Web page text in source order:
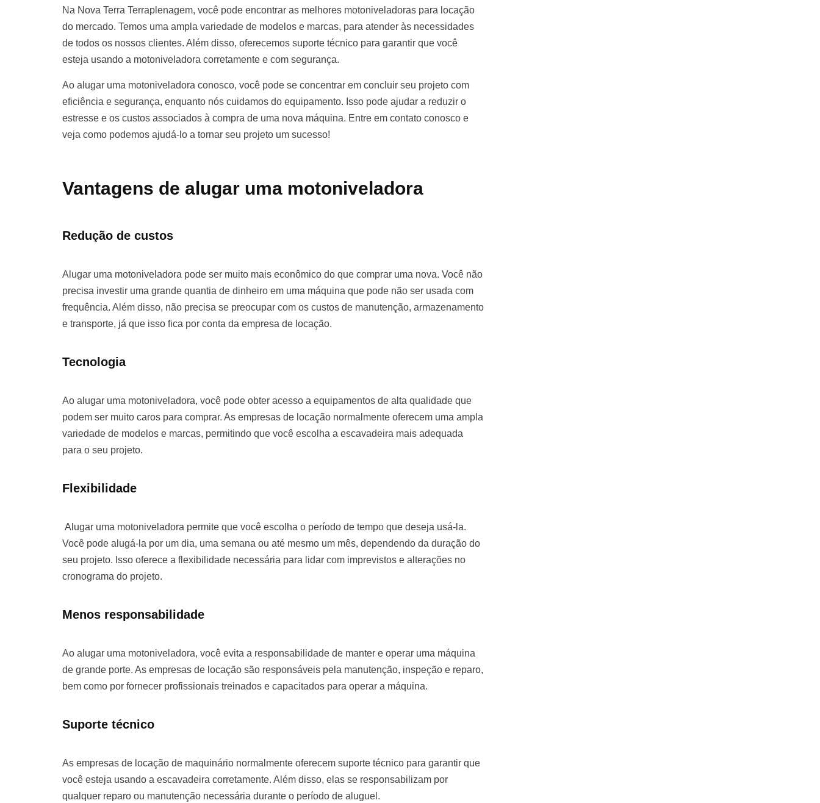
Na Nova Terra Terraplenagem, você pode encontrar as melhores motoniveladoras para locação
do mercado. Temos uma ampla variedade de modelos e marcas, para atender às necessidades
de todos os nossos clientes. Além disso, oferecemos suporte técnico para garantir que você
esteja usando a motoniveladora corretamente e com segurança.
Ao alugar uma motoniveladora conosco, você pode se concentrar em concluir seu projeto com
eficiência e segurança, enquanto nós cuidamos do equipamento. Isso pode ajudar a reduzir o
estresse e os custos associados à compra de uma nova máquina. Entre em contato conosco e
veja como podemos ajudá-lo a tornar seu projeto um sucesso!
Vantagens de alugar uma motoniveladora
Redução de custos
Alugar uma motoniveladora pode ser muito mais econômico do que comprar uma nova. Você não
precisa investir uma grande quantia de dinheiro em uma máquina que pode não ser usada com
frequência. Além disso, não precisa se preocupar com os custos de manutenção, armazenamento
e transporte, já que isso fica por conta da empresa de locação.
Tecnologia
Ao alugar uma motoniveladora, você pode obter acesso a equipamentos de alta qualidade que
podem ser muito caros para comprar. As empresas de locação normalmente oferecem uma ampla
variedade de modelos e marcas, permitindo que você escolha a escavadeira mais adequada
para o seu projeto.
Flexibilidade
Alugar uma motoniveladora permite que você escolha o período de tempo que deseja usá-la.
Você pode alugá-la por um dia, uma semana ou até mesmo um mês, dependendo da duração do
seu projeto. Isso oferece a flexibilidade necessária para lidar com imprevistos e alterações no
cronograma do projeto.
Menos responsabilidade
Ao alugar uma motoniveladora, você evita a responsabilidade de manter e operar uma máquina
de grande porte. As empresas de locação são responsáveis pela manutenção, inspeção e reparo,
bem como por fornecer profissionais treinados e capacitados para operar a máquina.
Suporte técnico
As empresas de locação de maquinário normalmente oferecem suporte técnico para garantir que
você esteja usando a escavadeira corretamente. Além disso, elas se responsabilizam por
qualquer reparo ou manutenção necessária durante o período de aluguel.